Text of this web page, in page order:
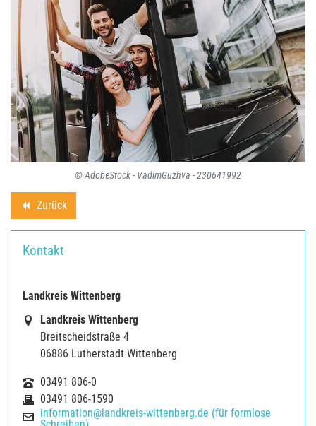
© AdobeStock - VadimGuzhva - 230641992
backward Zurück
Kontakt
Landkreis Wittenberg
Landkreis Wittenberg
Breitscheidstraße 4
06886 Lutherstadt Wittenberg
03491 806-0
03491 806-1590
information@landkreis-wittenberg.de (für formlose